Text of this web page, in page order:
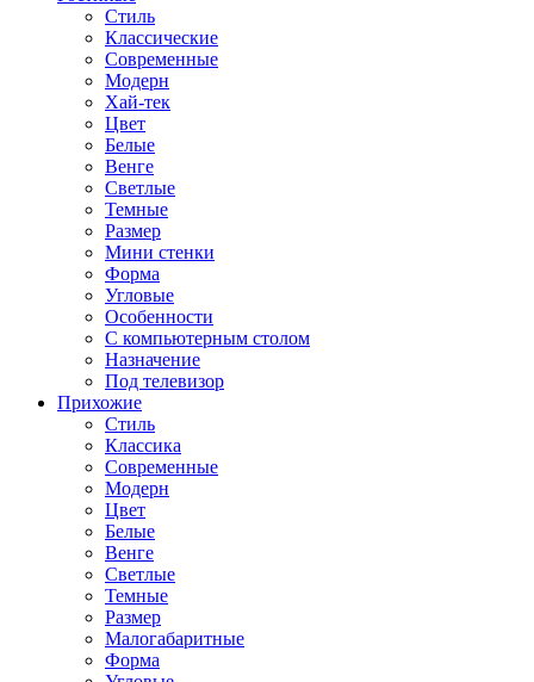
Стиль
Классические
Современные
Модерн
Хай-тек
Цвет
Белые
Венге
Светлые
Темные
Размер
Мини стенки
Форма
Угловые
Особенности
С компьютерным столом
Назначение
Под телевизор
Прихожие
Стиль
Классика
Современные
Модерн
Цвет
Белые
Венге
Светлые
Темные
Размер
Малогабаритные
Форма